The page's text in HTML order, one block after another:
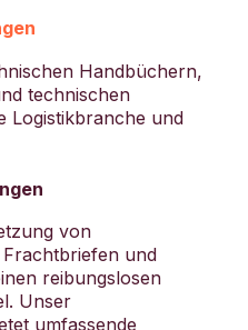
Handbüchern,
technischen
Logistikbranche und
von
und
reibungslosen
Unser
umfassende